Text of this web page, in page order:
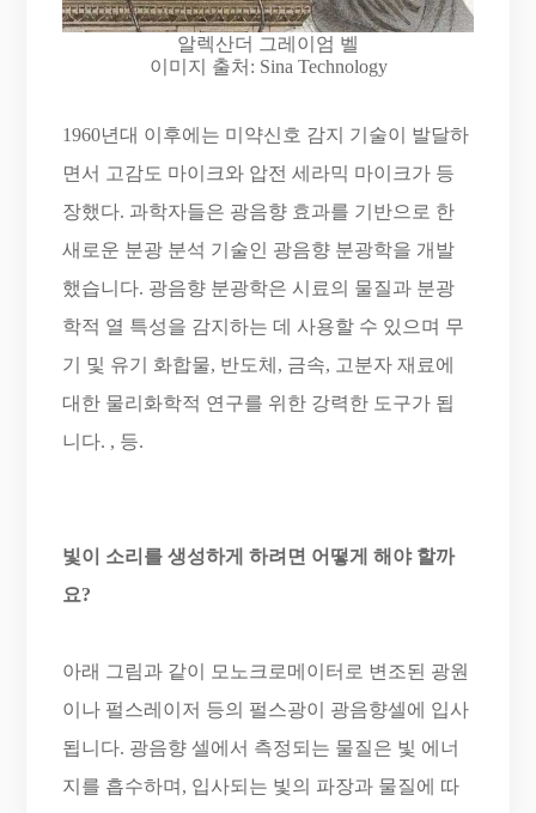
알렉산더 그레이엄 벨
이미지 출처: Sina Technology
1960년대 이후에는 미약신호 감지 기술이 발달하
면서 고감도 마이크와 압전 세라믹 마이크가 등
장했다. 과학자들은 광음향 효과를 기반으로 한
새로운 분광 분석 기술인 광음향 분광학을 개발
했습니다. 광음향 분광학은 시료의 물질과 분광
학적 열 특성을 감지하는 데 사용할 수 있으며 무
기 및 유기 화합물, 반도체, 금속, 고분자 재료에
대한 물리화학적 연구를 위한 강력한 도구가 됩
니다. , 등.
빛이 소리를 생성하게 하려면 어떻게 해야 할까
요?
아래 그림과 같이 모노크로메이터로 변조된 광원
이나 펄스레이저 등의 펄스광이 광음향셀에 입사
됩니다. 광음향 셀에서 측정되는 물질은 빛 에너
지를 흡수하며, 입사되는 빛의 파장과 물질에 따